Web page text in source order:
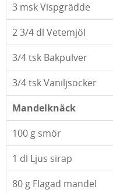
3 msk Vispgrädde
2 3/4 dl Vetemjöl
3/4tsk Bakpulver
3/4tsk Vaniljsocker
Mandelknäck
100 g smör
1 dl Ljus sirap
80 g Flagad mandel